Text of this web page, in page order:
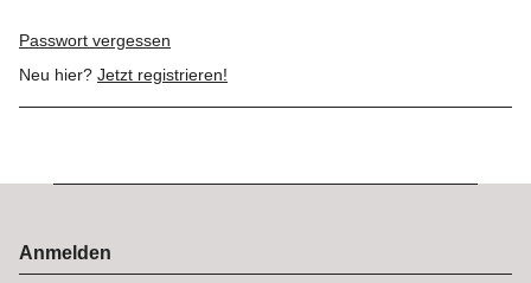
Passwort vergessen
Neu hier? Jetzt registrieren!
Anmelden